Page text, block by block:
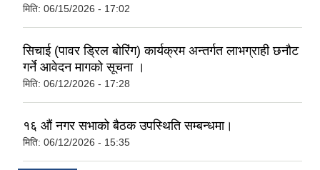
मिति: 06/15/2026 - 17:02
सिचाई (पावर ड्रिल बोरिंग) कार्यक्रम अन्तर्गत लाभग्राही छनौट
गर्ने आवेदन मागको सूचना ।
मिति: 06/12/2026 - 17:28
१६ औं नगर सभाको बैठक उपस्थिति सम्बन्धमा।
मिति: 06/12/2026 - 15:35